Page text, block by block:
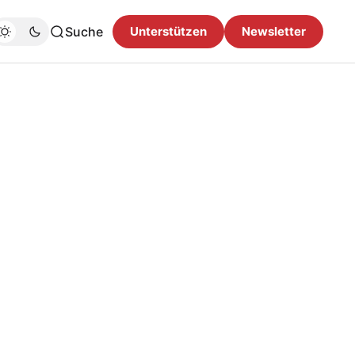
Suche Unterstützen Newsletter